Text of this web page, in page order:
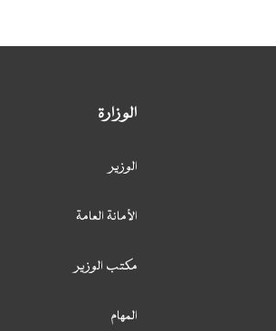
الوزارة
الوزير
الأمانة العامة
مكتب الوزير
المهام